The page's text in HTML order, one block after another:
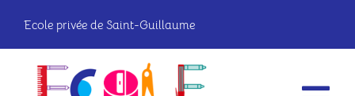
Ecole privée de Saint-Guillaume